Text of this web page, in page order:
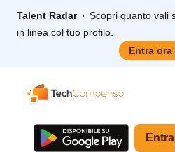
Talent Radar
Scopri quanto vali
in linea col tuo profilo.
Entra ora
TechCompenso